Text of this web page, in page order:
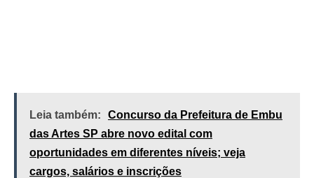
Leia também:
Concurso da Prefeitura de Embu
das Artes SP abre novo edital com
oportunidades em diferentes níveis; veja
cargos, salários e inscrições